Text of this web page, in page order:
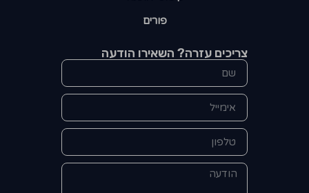
פורים
צריכים עזרה? השאירו הודעה